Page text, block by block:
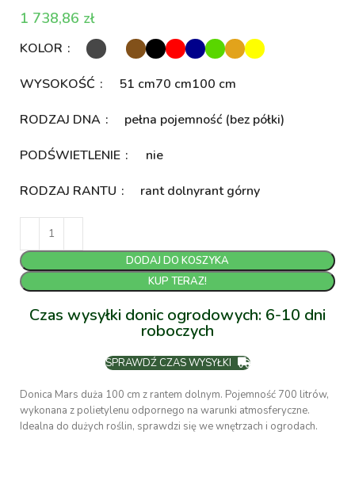
zł
KOLOR
WYSOKOŚĆ 51 cm70 cm100 cm
RODZAJ DNA pełna pojemność (bez półki)
PODŚWIETLENIE nie
RODZAJ RANTU rant dolnyrant górny
DODAJ DO KOSZYKA
KUP TERAZ!
Czas wysyłki donic ogrodowych: 6-10 dni
roboczych
SPRAWDŹ CZAS WYSYŁKI
Donica Mars duża 100 cm z rantem dolnym. Pojemność 700 litrów,
wykonana z polietylenu odpornego na warunki atmosferyczne.
Idealna do dużych roślin, sprawdzi się we wnętrzach i ogrodach.